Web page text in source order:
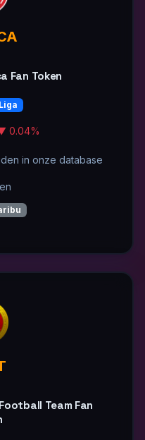
Fan Token
0.04%
in onze database
Team Fan